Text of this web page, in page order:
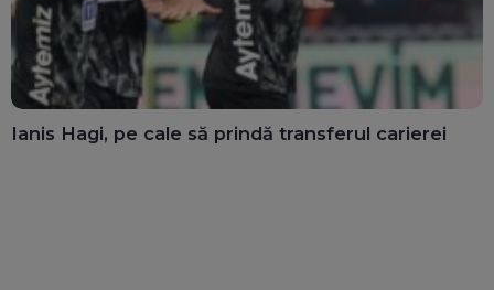
Ianis Hagi, pe cale să prindă transferul carierei